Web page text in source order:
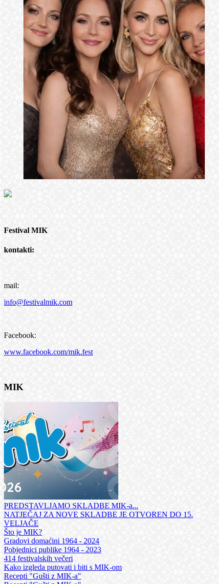
Festival MIK
kontakti:
mail:
info@festivalmik.com
Facebook:
www.facebook.com/mik.fest
MIK
PREDSTAVLJAMO SKLADBE MIK-a...
NATJEČAJ ZA NOVE SKLADBE JE OTVOREN DO 15.
VELJAČE
Što je MIK?
Gradovi domaćini 1964 - 2024
Pobjednici publike 1964 - 2023
414 festivalskih večeri
Kako izgleda putovati i biti s MIK-om
Recepti "Gušti z MIK-a"